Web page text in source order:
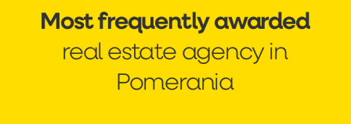
Most frequently awarded
real estate agency in
Pomerania